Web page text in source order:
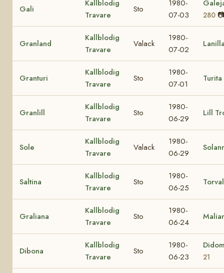
Gali
Kallblodig
Travare
Sto
1980-
07-03
280
Granland
Kallblodig
Travare
Valack
1980-
07-02
Granturi
Kallblodig
Travare
Sto
1980-
07-01
Turita
Granlill
Kallblodig
Travare
Sto
1980-
06-29
Lill
Sole
Kallblodig
Travare
Valack
1980-
06-29
Saltina
Kallblodig
Travare
Sto
1980-
06-25
Graliana
Kallblodig
Travare
Sto
1980-
06-24
Dibona
Kallblodig
Travare
Sto
1980-
06-23
21